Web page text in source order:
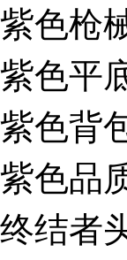
紫色枪
紫色平
紫色背
紫色品
终结者